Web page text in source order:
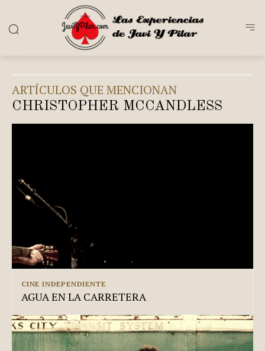
ARTÍCULOS QUE MENCIONAN
CHRISTOPHER MCCANDLESS
CINE INDEPENDIENTE
AGUA EN LA CARRETERA